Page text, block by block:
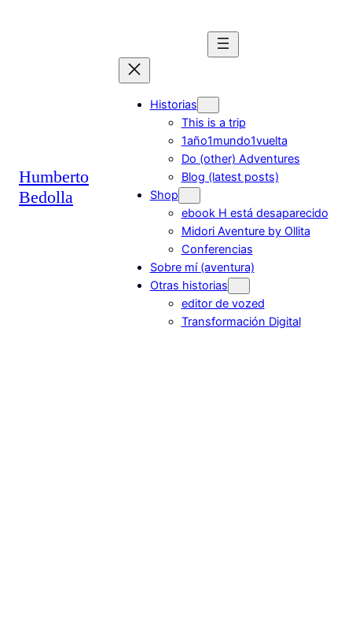
Humberto
Bedolla
Historias
This is a trip
1año1mundo1vuelta
Do (other) Adventures
Blog (latest posts)
Shop
ebook H está desaparecido
Midori Aventure by Ollita
Conferencias
Sobre mí (aventura)
Otras historias
editor de vozed
Transformación Digital